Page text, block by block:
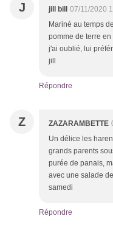
J jill bill
07/11/2020
Mariné au temps
pomme de terre
j'ai oublié, lui
jill
Répondre
Z ZAZARAMBETTE
Un délice les
grands parents
purée de panais,
avec une salade
samedi
Répondre